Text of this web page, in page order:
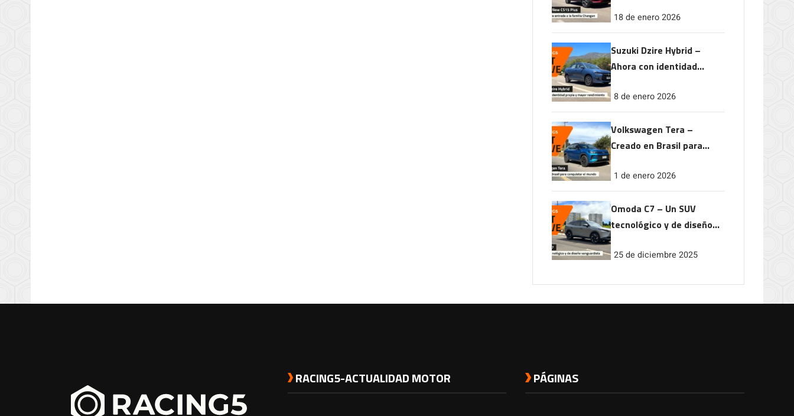
18 de enero 2026
Suzuki Dzire Hybrid –
Ahora con identidad
rendimiento
8 de enero 2026
Volkswagen Tera –
Creado en Brasil para
1 de enero 2026
Omoda C7 – Un SUV
tecnológico y de diseño
25 de diciembre 2025
RACING5-ACTUALIDAD MOTOR PÁGINAS